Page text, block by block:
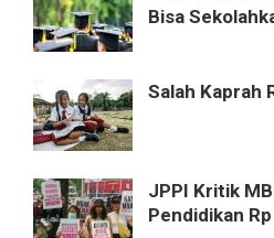
Bisa
Salah Kaprah
JPPI Kritik
Pendidikan